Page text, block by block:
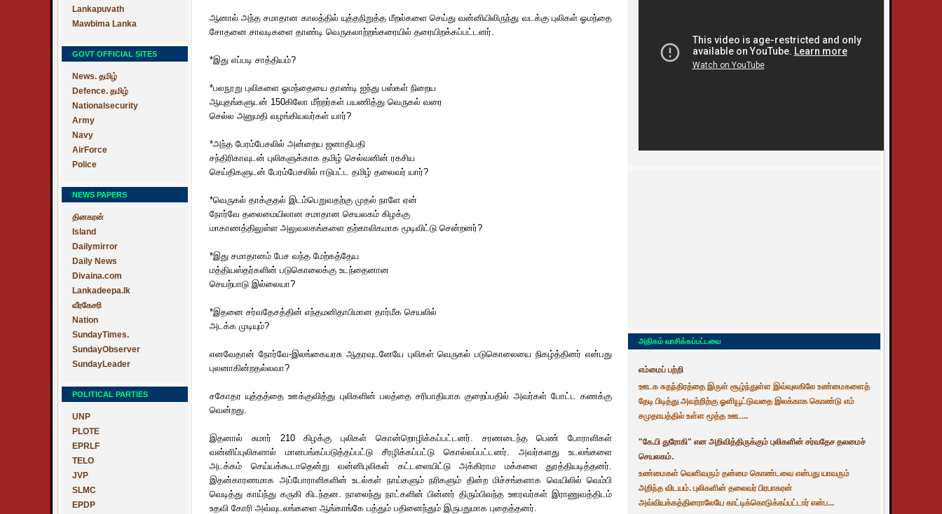
Lankapuvath
Mawbima Lanka
GOVT OFFICIAL SITES
News. தமிழ்
Defence. தமிழ்
Nationalsecurity
Army
Navy
AirForce
Police
NEWS PAPERS
தினகரன்
Island
Dailymirror
Daily News
Divaina.com
Lankadeepa.lk
வீரகேசரி
Nation
SundayTimes.
SundayObserver
SundayLeader
POLITICAL PARTIES
UNP
PLOTE
EPRLF
TELO
JVP
SLMC
EPDP
ஆனால் அந்த சமாதான காலத்தில் யுத்தநிறுத்த மீறல்களை செய்து வன்னியிலிருந்து வடக்கு புலிகள் ஓமந்தை
சோதனை சாவடிகளை தாண்டி வெருகலாற்றங்கரையில் தரையிறக்கப்பட்டனர்.
*இது எப்படி சாத்தியம்?
*பலநூறு புலிகளை ஓமந்தையை தாண்டி ஐந்து பஸ்கள் நிறைய
ஆயுதங்களுடன் 150கிலோ மீற்றர்கள் பயணித்து வெருகல் வரை
செல்ல அனுமதி வழங்கியவர்கள் யார்?
*அந்த பேரம்பேசலில் அன்றைய ஜனாதிபதி
சந்திரிகாவுடன் புலிகளுக்காக தமிழ் செல்வனின் ரகசிய
செய்திகளுடன் பேரம்பேசலில் ஈடுபட்ட தமிழ் தலைவர் யார்?
*வெருகல் தாக்குதல் இடம்பெறுவதற்கு முதல் நாளே ஏன்
நோர்வே தலைமையிலான சமாதான செயலகம் கிழக்கு
மாகாணத்திலுள்ள அலுவலகங்களை தற்காலிகமாக மூடிவிட்டு சென்றனர்?
*இது சமாதானம் பேச வந்த மேற்கத்தேய
மத்தியஸ்தர்களின் படுகொலைக்கு உடந்தைனான
செயற்பாடு இல்லையா?
*இதனை சர்வதேசத்தின் எந்தமனிதாபிமான தார்மீக செயலில்
அடக்க முடியும்?
எனவேதான் நோர்வே-இலங்கையரசு ஆதரவுடனேயே புலிகள் வெருகல் படுகொலையை நிகழ்த்தினர் என்பது
புலனாகின்றதல்லவா?
சகோதர யுத்தத்தை ஊக்குவித்து புலிகளின் பலத்தை சரிபாதியாக குறைப்பதில் அவர்கள் போட்ட கணக்கு
வென்றது.
இதனால் சுமார் 210 கிழக்கு புலிகள் கொன்றொழிக்கப்பட்டனர். சரணடைந்த பெண் போராளிகள்
வன்னிப்புலிகளால் மானபங்கப்படுத்தப்பட்டு சீரழிக்கப்பட்டு கொல்லப்பட்டனர். அவர்களது உடலங்களை
அடக்கம் செய்யக்கூடாதென்று வன்னிபுலிகள் கட்டளையிட்டு அக்கிராம மக்களை துரத்தியடித்தனர்.
இதன்காரணமாக அப்போராளிகளின் உடல்கள் நாய்களும் நரிகளும் தின்ற மிச்சங்களாக வெயிலில் வெம்பி
வெடித்து காய்ந்து கருகி கிடந்தன. நாலைந்து நாட்களின் பின்னர் திரும்பிவந்த ஊரவர்கள் இராணுவத்திடம்
உதவி கோரி அவ்வுடலங்களை ஆங்காங்கே பத்தும் பதினைந்தும் இருபதுமாக புதைத்தனர்.
அதிகம் வாசிக்கப்பட்டவை
எம்மைப் பற்றி
ஊடக சுதந்திரத்தை இருள் சூழ்ந்துள்ள இவ்வுலகிலே உண்மைகளைத்
தேடி பிடித்து அவற்றிற்கு ஓளியூட்டுவதை இலக்காக கொண்டு எம்
சமுதாயத்தில் உள்ள மூத்த ஊட...
"கே.பி துரோகி" என அறிவித்திருக்கும் புலிகளின் சர்வதேச தலமைச்
செயலகம்.
உண்மைகள் வெளிவரும் தன்மை கொண்டவை என்பது யாவரும்
அறிந்த விடயம். புலிகளின் தலைவர் பிரபாகரன்
அவ்வியக்கத்தினராலேயே காட்டிக்கொடுக்கப்பட்டார் என்ப...